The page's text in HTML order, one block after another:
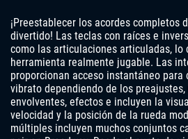
¡Preestablecer los acordes completos
divertido! Las teclas con raíces e
como las articulaciones articuladas, lo
herramienta realmente jugable. Las
proporcionan acceso instantáneo para
vibrato dependiendo de los
envolventes, efectos e incluyen la
velocidad y la posición de la rueda
múltiples incluyen muchos conjuntos